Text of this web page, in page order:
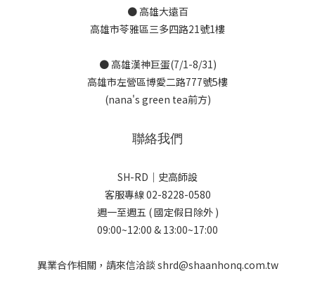
● 高雄大遠百
高雄市苓雅區三多四路21號1樓
● 高雄漢神巨蛋(7/1-8/31)
高雄市左營區博愛二路777號5樓
(nana's green tea前方)
聯絡我們
SH-RD｜史高師設
客服專線 02-8228-0580
週一至週五 ( 國定假日除外 )
09:00~12:00 & 13:00~17:00
異業合作相關，請來信洽談 shrd@shaanhonq.com.tw